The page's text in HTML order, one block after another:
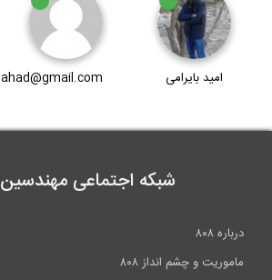
حل سوال ۵۹ تحلیل سازه آزمون ورود به...
1:22
masoudpaknahad@gmail.com
نیما شکراللهی
شبکه اجتماعی مهندسین 808
درباره ۸۰۸
ماموریت و چشم انداز ۸۰۸